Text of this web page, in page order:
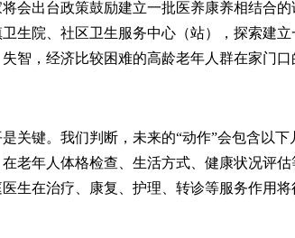
会出台政策鼓励建立一批医养康养相结合
生院、社区卫生服务中心（站），探索建
智，经济比较困难的高龄老年人群在家门口
关键。我们判断，未来的“动作”会包含以
老年人体格检查、生活方式、健康状况评
生在治疗、康复、护理、转诊等服务作用将